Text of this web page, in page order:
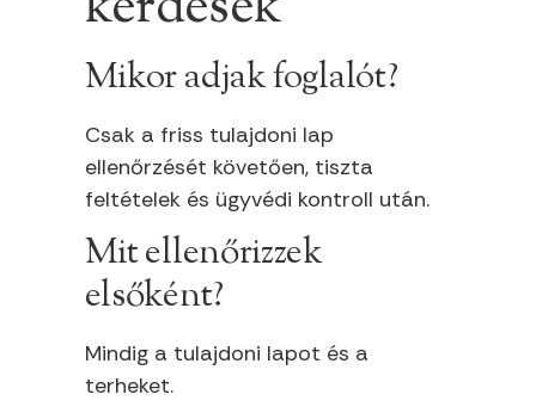
Mikor adjak foglalót?
Csak a friss tulajdoni lap
ellenőrzését követően, tiszta
feltételek és ügyvédi kontroll után.
Mit ellenőrizzek
elsőként?
Mindig a tulajdoni lapot és a
terheket.